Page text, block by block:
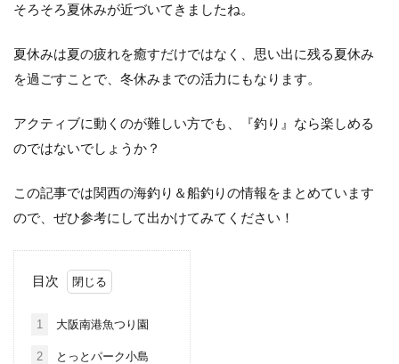
そろそろ夏休みが近づいてきましたね。
夏休みは夏の疲れを癒すだけではなく、思い出に残る夏休み
を過ごすことで、冬休みまでの活力にもなります。
アクティブに動くのが難しい方でも、『釣り』なら楽しめる
のではないでしょうか？
この記事では関西の海釣り＆船釣りの情報をまとめています
ので、ぜひ参考にして出かけてみてください！
目次
1 大阪南港魚つり園
2 とっとパーク小島